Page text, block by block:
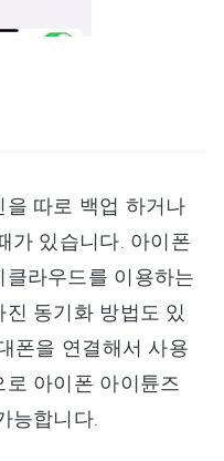
따로 백업 하거나
가 있습니다. 아이폰
라우드를 이용하는
동기화 방법도 있
폰을 연결해서 사용
아이폰 아이튠즈
능합니다.